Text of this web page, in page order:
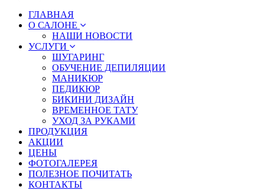
ГЛАВНАЯ
О САЛОНЕ
НАШИ НОВОСТИ
УСЛУГИ
ШУГАРИНГ
ОБУЧЕНИЕ ДЕПИЛЯЦИИ
МАНИКЮР
ПЕДИКЮР
БИКИНИ ДИЗАЙН
ВРЕМЕННОЕ ТАТУ
УХОД ЗА РУКАМИ
ПРОДУКЦИЯ
АКЦИИ
ЦЕНЫ
ФОТОГАЛЕРЕЯ
ПОЛЕЗНОЕ ПОЧИТАТЬ
КОНТАКТЫ